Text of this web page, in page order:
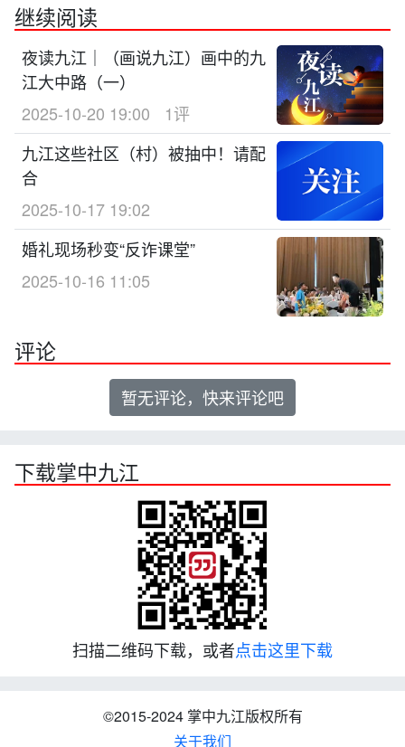
继续阅读
夜读九江｜（画说九江）画中的九
江大中路（一）
2025-10-20 19:00
1评
九江这些社区（村）被抽中！请配
合
2025-10-17 19:02
婚礼现场秒变“反诈课堂”
2025-10-16 11:05
评论
暂无评论，快来评论吧
下载掌中九江
扫描二维码下载，或者点击这里下载
©2015-2024 掌中九江版权所有
关于我们